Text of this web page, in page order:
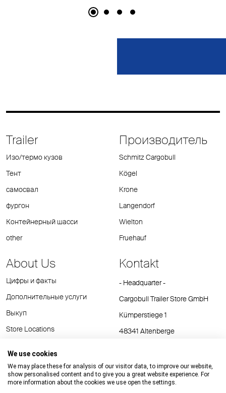
Trailer
Изо/термо кузов
Тент
самосвал
фургон
Контейнерный шасси
other
Производитель
Schmitz Cargobull
Kögel
Krone
Langendorf
Wielton
Fruehauf
About Us
Цифры и факты
Дополнительные услуги
Выкуп
Store Locations
Kontakt
- Headquarter -
Cargobull Trailer Store GmbH
Kümperstiege 1
48341 Altenberge
E-Mail:cts@cargobull.com
We use cookies
We may place these for analysis of our visitor data, to improve our website,
show personalised content and to give you a great website experience. For
more information about the cookies we use open the settings.